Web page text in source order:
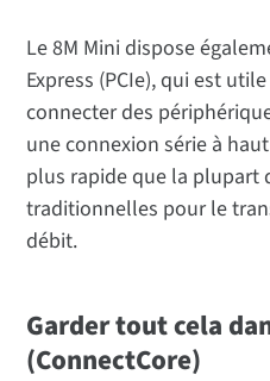
Le 8M Mini dispose
Express (PCIe), qui est
connecter des
une connexion série à
plus rapide que la plupart
traditionnelles pour le
débit.
Garder tout cela
(ConnectCore)